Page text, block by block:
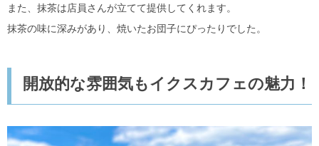
また、抹茶は店員さんが立てて提供してくれます。
抹茶の味に深みがあり、焼いたお団子にぴったりでした。
開放的な雰囲気もイクスカフェの魅力！